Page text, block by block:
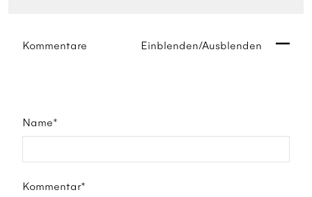
Kommentare Einblenden/Ausblenden
Name*
Kommentar*